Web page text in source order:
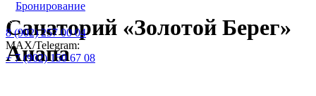
Бронирование
8 (902) 257 00 04
МАХ/Telegram:
+ 7 (902) 150 67 08
Санаторий «Золотой Берег»
Анапа